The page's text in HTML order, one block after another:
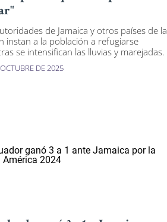
de Jamaica y otros países de la
instan a la población a refugiarse
se intensifican las lluvias y marejadas.
DE 2025